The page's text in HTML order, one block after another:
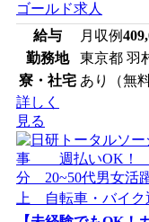
ゴールド求人
給与
月収例
勤務地
東京都 羽
寮・社宅 あり（無料
詳しく
見る